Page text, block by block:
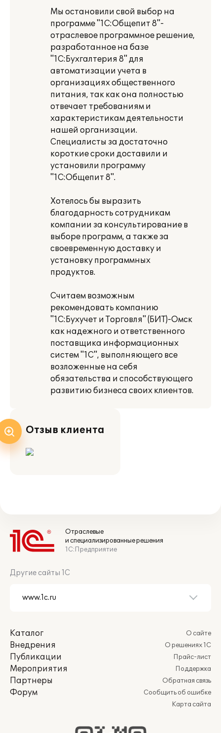
Мы остановили свой выбор на
программе "1С:Общепит 8"-
отраслевое программное решение,
разработанное на базе
"1С:Бухгалтерия 8" для
автоматизации учета в
организациях общественного
питания, так как она полностью
отвечает требованиям и
характеристикам деятельности
нашей организации.
Специалисты за достаточно
короткие сроки доставили и
установили программу
"1С:Общепит 8".
Хотелось бы выразить
благодарность сотрудникам
компании за консультирование в
выборе программ, а также за
своевременную доставку и
установку программных
продуктов.
Считаем возможным
рекомендовать компанию
"1С:Бухучет и Торговля" (БИТ)-Омск
как надежного и ответственного
поставщика информационных
систем "1С", выполняющего все
возложенные на себя
обязательства и способствующего
развитию бизнеса своих клиентов.
Отзыв клиента
Отраслевые
и специализированные решения
1С:Предприятие
Другие сайты 1С
Каталог
Внедрения
Публикации
Мероприятия
Партнеры
Форум
О сайте
О решениях 1С
Прайс-лист
Поддержка
Обратная связь
Сообщить об ошибке
Карта сайта